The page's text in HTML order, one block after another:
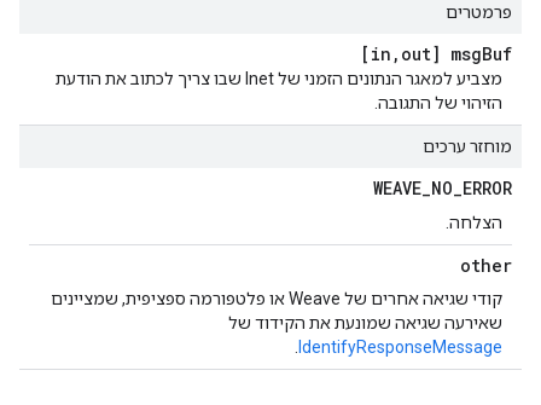
פרמטרים
[in , out] msgBuf
מצביע למאגר הנתונים הזמני של Inet שבו צריך לכתוב את הודעת
הזיהוי של התגובה.
מוחזר ערכים
WEAVE_NO_ERROR
הצלחה.
other
קודי שגיאה אחרים של Weave או פלטפורמה ספציפית, שמציינים
שאירעה שגיאה שמונעת את הקידוד של
IdentifyResponseMessage